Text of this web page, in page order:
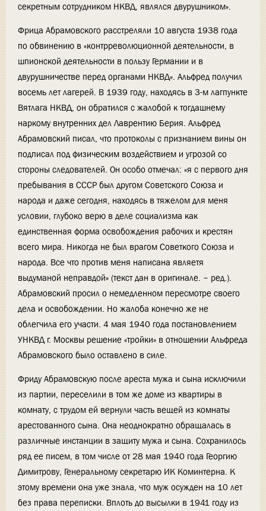
секретным сотрудником НКВД, являлся двурушником».
Фрица Абрамовского расстреляли 10 августа 1938 года
по обвинению в «контрреволюционной деятельности, в
шпионской деятельности в пользу Германии и в
двурушничестве перед органами НКВД». Альфред получил
восемь лет лагерей. В 1939 году, находясь в 3-м лагпункте
Вятлага НКВД, он обратился с жалобой к тогдашнему
наркому внутренних дел Лаврентию Берия. Альфред
Абрамовский писал, что протоколы с признанием вины он
подписал под физическим воздействием и угрозой со
стороны следователей. Он особо отмечал: «я с первого дня
пребывания в СССР был другом Советского Союза и
народа и даже сегодня, находясь в тяжелом для меня
условии, глубоко верю в деле социализма как
единственная форма освобождения рабочих и крестян
всего мира. Никогда не был врагом Советкого Союза и
народа. Все что против меня написана являетя
выдуманой неправдой» (текст дан в оригинале. – ред.).
Абрамовский просил о немедленном пересмотре своего
дела и освобождении. Но жалоба конечно же не
облегчила его участи. 4 мая 1940 года постановлением
УНКВД г. Москвы решение «тройки» в отношении Альфреда
Абрамовского было оставлено в силе.
Фриду Абрамовскую после ареста мужа и сына исключили
из партии, переселили в том же доме из квартиры в
комнату, с трудом ей вернули часть вещей из комнаты
арестованного сына. Она неоднократно обращалась в
различные инстанции в защиту мужа и сына. Сохранилось
ряд ее писем, в том числе от 28 мая 1940 года Георгию
Димитрову, Генеральному секретарю ИК Коминтерна. К
этому времени она уже знала, что муж осужден на 10 лет
без права переписки. Вплоть до высылки в 1941 году из